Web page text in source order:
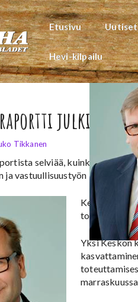
Etusivu Uutiset
Hevi-kilpailu
julki
Tikkanen
selviää, kuinka ihmiset
ja vastuullisuustyön lisäksi
Kesko
toimintaa
Yksi Keskon